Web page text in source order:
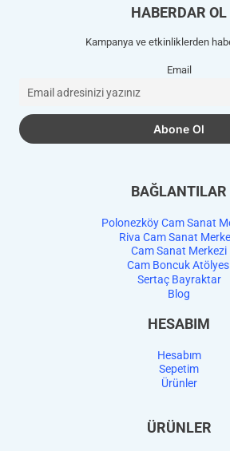
HABERDAR OL
Kampanya ve etkinliklerden
Email
BAĞLANTILAR
Polonezköy Cam Sanat
Riva Cam Sanat
Cam Sanat Merkezi
Cam Boncuk
Sertaç Bayraktar
Blog
HESABIM
Hesabım
Sepetim
Ürünler
ÜRÜNLER